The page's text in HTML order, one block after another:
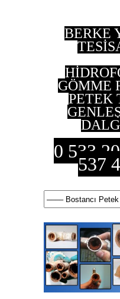
BERKE
GÖMME
PETEK
0 533
537